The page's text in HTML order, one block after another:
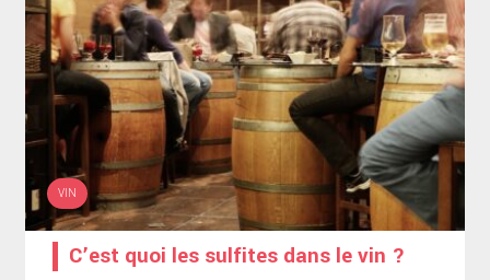
VIN
C’est quoi les sulfites dans le vin ?